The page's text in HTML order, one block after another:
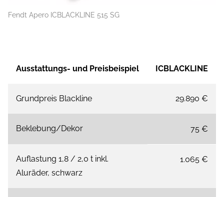
Fendt Apero ICBLACKLINE 515 SG
Ausstattungs- und Preisbeispiel ICBLACKLINE
Grundpreis Blackline 29.890 €
Beklebung/Dekor 75 €
Auflastung 1,8 / 2,0 t inkl.
Aluräder, schwarz
1.065 €